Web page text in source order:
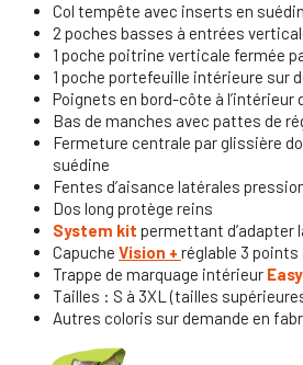
Col tempête avec inserts en
2 poches basses à entrées
1 poche poitrine verticale fermée
1 poche portefeuille intérieure sur
Poignets en bord-côte à l’intérieur
Bas de manches avec pattes de
Fermeture centrale par glissière
suédine
Fentes d’aisance latérales
Dos long protège reins
System kit permettant d’adapter
Capuche Vision + réglable 3
Trappe de marquage intérieur Easy
Tailles : S à 3XL (tailles
Autres coloris sur demande en